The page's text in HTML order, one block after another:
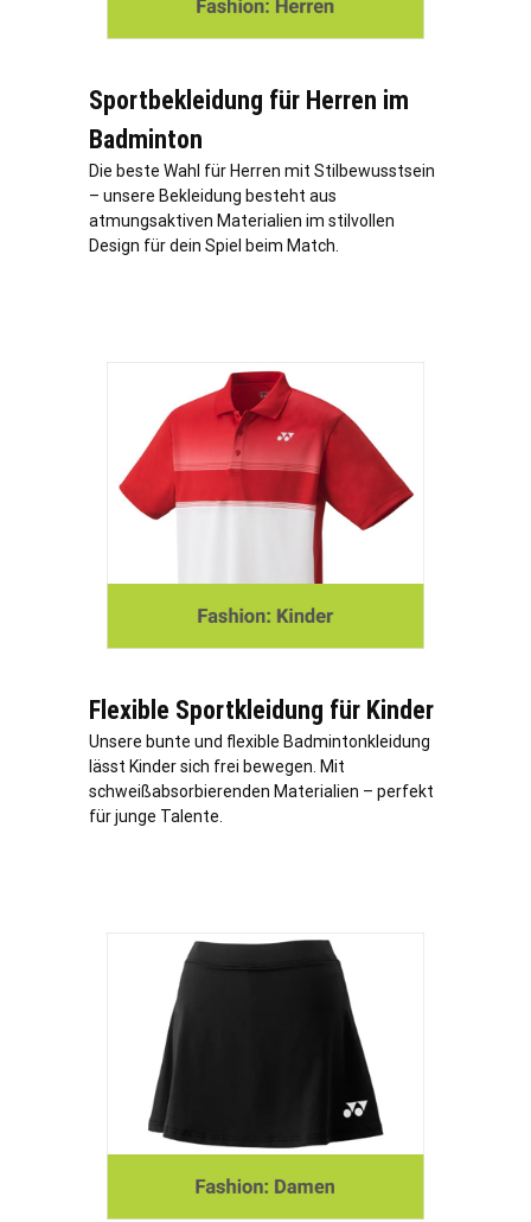
Sportbekleidung für Herren im
Badminton
Die beste Wahl für Herren mit Stilbewusstsein
– unsere Bekleidung besteht aus
atmungsaktiven Materialien im stilvollen
Design für dein Spiel beim Match.
Flexible Sportkleidung für Kinder
Unsere bunte und flexible Badmintonkleidung
lässt Kinder sich frei bewegen. Mit
schweißabsorbierenden Materialien – perfekt
für junge Talente.